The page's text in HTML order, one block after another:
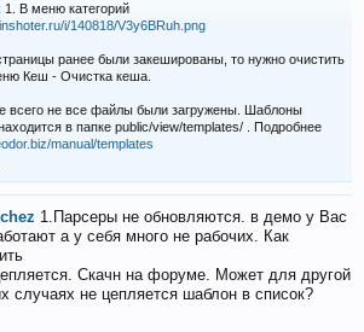
1. В меню категорий
i/140818/V3y6BRuh.png
ранее были закешированы, то нужно очистить
Кеш - Очистка кеша.
всего не все файлы были загружены. Шаблоны
в папке public/view/templates/ . Подробнее
manual/templates
1.Парсеры не обновляются. в демо у Вас
а у себя много не рабочих. Как
Скачн на форуме. Может для другой
случаях не цепляется шаблон в список?